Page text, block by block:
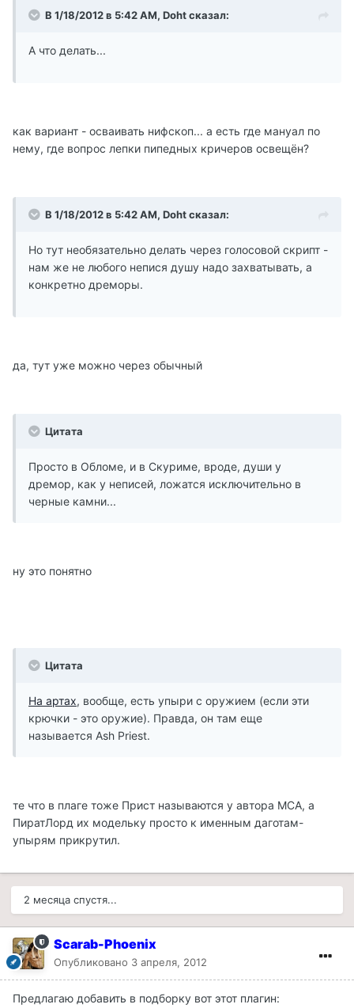
В 1/18/2012 в 5:42 AM, Doht сказал:
А что делать...
как вариант - осваивать нифскоп... а есть где мануал по
нему, где вопрос лепки пипедных кричеров освещён?
В 1/18/2012 в 5:42 AM, Doht сказал:
Но тут необязательно делать через голосовой скрипт -
нам же не любого непися душу надо захватывать, а
конкретно дреморы.
да, тут уже можно через обычный
Цитата
Просто в Обломе, и в Скуриме, вроде, души у
дремор, как у неписей, ложатся исключительно в
черные камни...
ну это понятно
Цитата
На артах, вообще, есть упыри с оружием (если эти
крючки - это оружие). Правда, он там еще
называется Ash Priest.
те что в плаге тоже Прист называются у автора МСА, а
ПиратЛорд их модельку просто к именным даготам-
упырям прикрутил.
2 месяца спустя...
Scarab-Phoenix
Опубликовано 3 апреля, 2012
Предлагаю добавить в подборку вот этот плагин: